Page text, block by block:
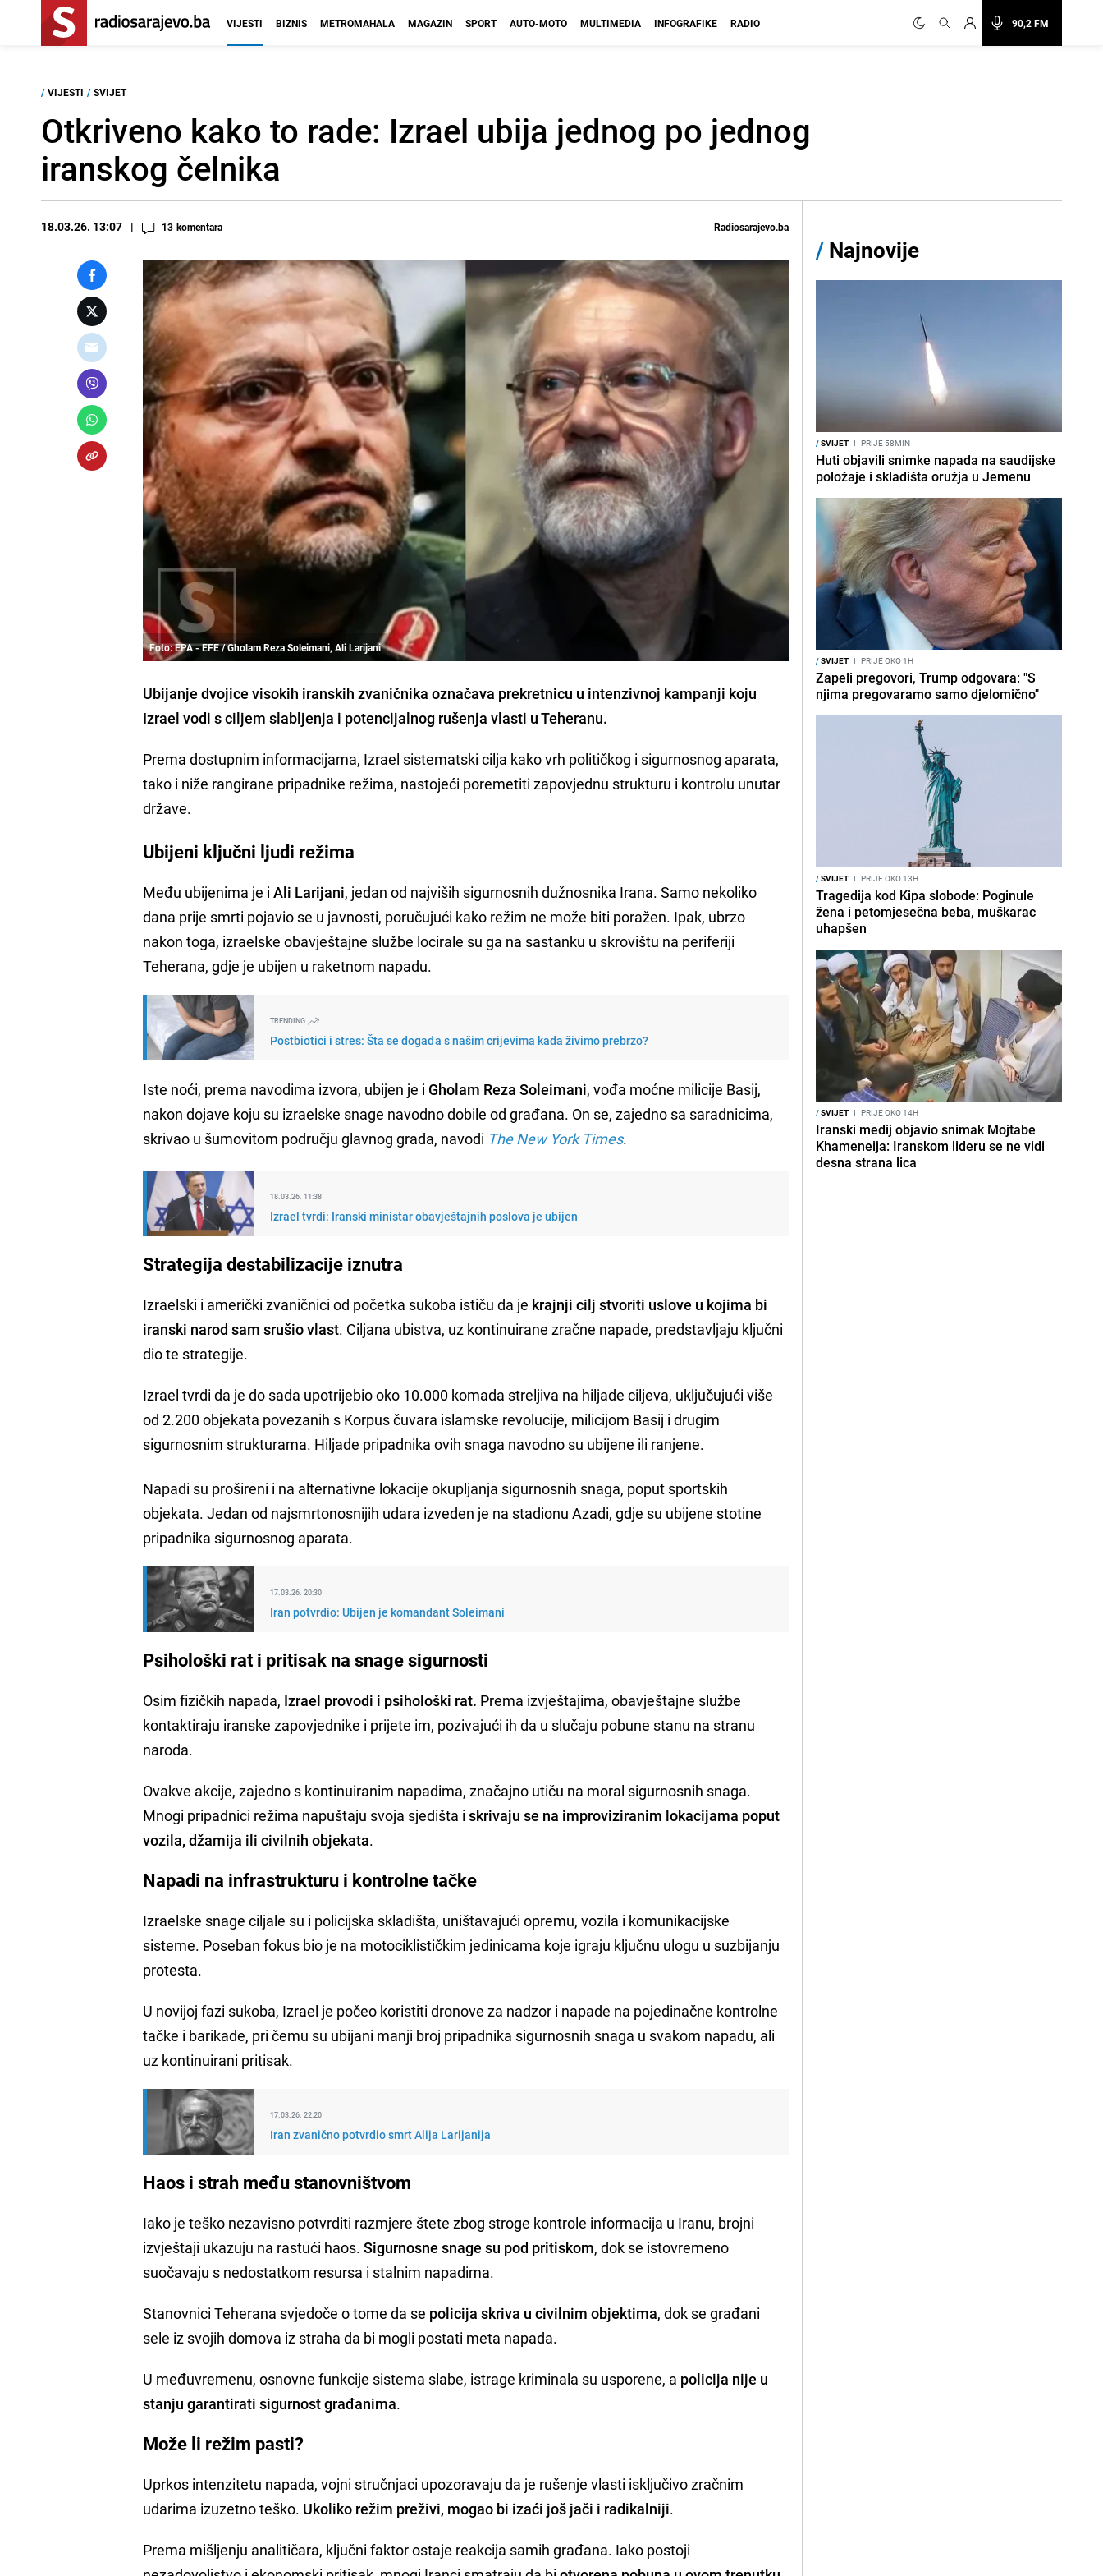
90,2 FM
VIJESTI BIZNIS METROMAHALA MAGAZIN SPORT AUTO-MOTO MULTIMEDIA INFOGRAFIKE RADIO
/ VIJESTI / SVIJET
Otkriveno kako to rade: Izrael ubija jednog po jednog
iranskog čelnika
18.03.26. 13:07 13 komentara Radiosarajevo.ba
Foto: EPA - EFE / Gholam Reza Soleimani, Ali Larijani
Ubijanje dvojice visokih iranskih zvaničnika označava prekretnicu u intenzivnoj kampanji koju
Izrael vodi s ciljem slabljenja i potencijalnog rušenja vlasti u Teheranu.
Prema dostupnim informacijama, Izrael sistematski cilja kako vrh političkog i sigurnosnog aparata,
tako i niže rangirane pripadnike režima, nastojeći poremetiti zapovjednu strukturu i kontrolu unutar
države.
Ubijeni ključni ljudi režima
Među ubijenima je iAli Larijani, jedan od najviših sigurnosnih dužnosnika Irana. Samo nekoliko
dana prije smrti pojavio se u javnosti, poručujući kako režim ne može biti poražen. Ipak, ubrzo
nakon toga, izraelske obavještajne službe locirale su ga na sastanku u skrovištu na periferiji
Teherana, gdje je ubijen u raketnom napadu.
TRENDING
Postbiotici i stres: Šta se događa s našim crijevima kada živimo prebrzo?
Iste noći, prema navodima izvora, ubijen je i Gholam Reza Soleimani, vođa moćne milicije Basij,
nakon dojave koju su izraelske snage navodno dobile od građana. On se, zajedno sa saradnicima,
skrivao u šumovitom području glavnog grada, navodi The New York Times.
18.03.26. 11:38
Izrael tvrdi: Iranski ministar obavještajnih poslova je ubijen
Strategija destabilizacije iznutra
Izraelski i američki zvaničnici od početka sukoba ističu da je krajnji cilj stvoriti uslove u kojima bi
iranski narod sam srušio vlast. Ciljana ubistva, uz kontinuirane zračne napade, predstavljaju ključni
dio te strategije.
Izrael tvrdi da je do sada upotrijebio oko 10.000 komada streljiva na hiljade ciljeva, uključujući više
od 2.200 objekata povezanih s Korpus čuvara islamske revolucije, milicijom Basij i drugim
sigurnosnim strukturama. Hiljade pripadnika ovih snaga navodno su ubijene ili ranjene.
Napadi su prošireni i na alternativne lokacije okupljanja sigurnosnih snaga, poput sportskih
objekata. Jedan od najsmrtonosnijih udara izveden je na stadionu Azadi, gdje su ubijene stotine
pripadnika sigurnosnog aparata.
17.03.26. 20:30
Iran potvrdio: Ubijen je komandant Soleimani
Psihološki rat i pritisak na snage sigurnosti
Osim fizičkih napada, Izrael provodi i psihološki rat. Prema izvještajima, obavještajne službe
kontaktiraju iranske zapovjednike i prijete im, pozivajući ih da u slučaju pobune stanu na stranu
naroda.
Ovakve akcije, zajedno s kontinuiranim napadima, značajno utiču na moral sigurnosnih snaga.
Mnogi pripadnici režima napuštaju svoja sjedišta iskrivaju se na improviziranim lokacijama poput
vozila, džamija ili civilnih objekata.
Napadi na infrastrukturu i kontrolne tačke
Izraelske snage ciljale su i policijska skladišta, uništavajući opremu, vozila i komunikacijske
sisteme. Poseban fokus bio je na motociklističkim jedinicama koje igraju ključnu ulogu u suzbijanju
protesta.
U novijoj fazi sukoba, Izrael je počeo koristiti dronove za nadzor i napade na pojedinačne kontrolne
tačke i barikade, pri čemu su ubijani manji broj pripadnika sigurnosnih snaga u svakom napadu, ali
uz kontinuirani pritisak.
17.03.26. 22:20
Iran zvanično potvrdio smrt Alija Larijanija
Haos i strah među stanovništvom
Iako je teško nezavisno potvrditi razmjere štete zbog stroge kontrole informacija u Iranu, brojni
izvještaji ukazuju na rastući haos.Sigurnosne snage su pod pritiskom, dok se istovremeno
suočavaju s nedostatkom resursa i stalnim napadima.
Stanovnici Teherana svjedoče o tome da se policija skriva u civilnim objektima, dok se građani
sele iz svojih domova iz straha da bi mogli postati meta napada.
U međuvremenu, osnovne funkcije sistema slabe, istrage kriminala su usporene, a policija nije u
stanju garantirati sigurnost građanima.
Može li režim pasti?
Uprkos intenzitetu napada, vojni stručnjaci upozoravaju da je rušenje vlasti isključivo zračnim
udarima izuzetno teško. Ukoliko režim preživi, mogao bi izaći još jači i radikalniji.
Prema mišljenju analitičara, ključni faktor ostaje reakcija samih građana. Iako postoji
/ Najnovije
/SVIJET I PRIJE 58MIN
Huti objavili snimke napada na saudijske
položaje i skladišta oružja u Jemenu
/SVIJET I PRIJE OKO 1H
Zapeli pregovori, Trump odgovara: "S
njima pregovaramo samo djelomično"
/SVIJET I PRIJE OKO 13H
Tragedija kod Kipa slobode: Poginule
žena i petomjesečna beba, muškarac
uhapšen
/SVIJET I PRIJE OKO 14H
Iranski medij objavio snimak Mojtabe
Khameneija: Iranskom lideru se ne vidi
desna strana lica